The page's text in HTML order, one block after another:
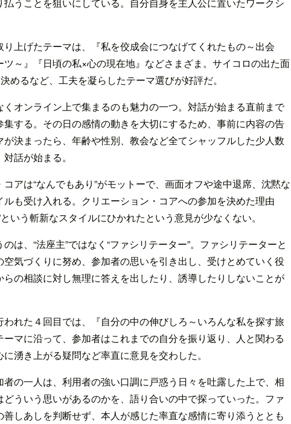
上げたテーマは、『私を佼成会につなげてくれたもの～出会
ツ～』『日頃の私×心の現在地』などさまざま。サイコロの出た面
めるなど、工夫を凝らしたテーマ選びが好評だ。
くオンライン上で集まるのも魅力の一つ。対話が始まる直前まで
集する。その日の感情の動きを大切にするため、事前に内容の告
決まったら、年齢や性別、教会など全てシャッフルした少人数
話が始まる。
アは“なんでもあり”がモットーで、画面オフや途中退席、沈黙な
ルも受け入れる。クリエーション・コアへの参加を決めた理由
いう斬新なスタイルにひかれたという意見が少なくない。
は、“法座主”ではなく“ファシリテーター”。ファシリテーターと
空気づくりに努め、参加者の思いを引き出し、受けとめていく役
の相談に対し無理に答えを出したり、誘導したりしないことが
われた４回目では、『自分の中の伸びしろ～いろんな私を探す旅
ーマに沿って、参加者はこれまでの自分を振り返り、人と関わる
湧き上がる疑問など率直に意見を交わした。
の一人は、利用者の強い口調に戸惑う日々を吐露した上で、相
ういう思いがあるのかを、語り合いの中で探っていった。ファ
善しあしを判断せず、本人が感じた率直な感情に寄り添うととも